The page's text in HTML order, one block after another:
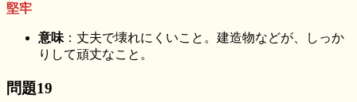
堅牢
意味 ：丈夫で壊れにくいこと。建造物などが、しっか
りして頑丈なこと。
問題19